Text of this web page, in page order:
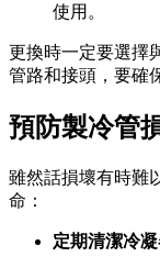
使用。
更換時一定要選擇
管路和接頭，要確
預防製冷管
雖然話損壞有時難
命：
定期清潔冷